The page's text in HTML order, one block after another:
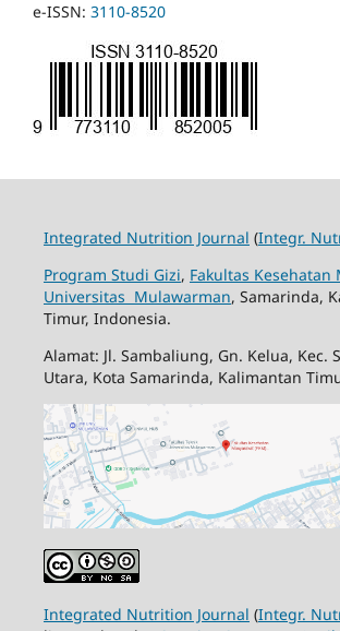
e-ISSN: 3110-8520
Integrated Nutrition Journal (Integr.
Program Studi Gizi, Fakultas Kesehatan
Universitas Mulawarman, Samarinda,
Timur, Indonesia.
Alamat: Jl. Sambaliung, Gn. Kelua, Kec.
Utara, Kota Samarinda, Kalimantan
Integrated Nutrition Journal (Integr.